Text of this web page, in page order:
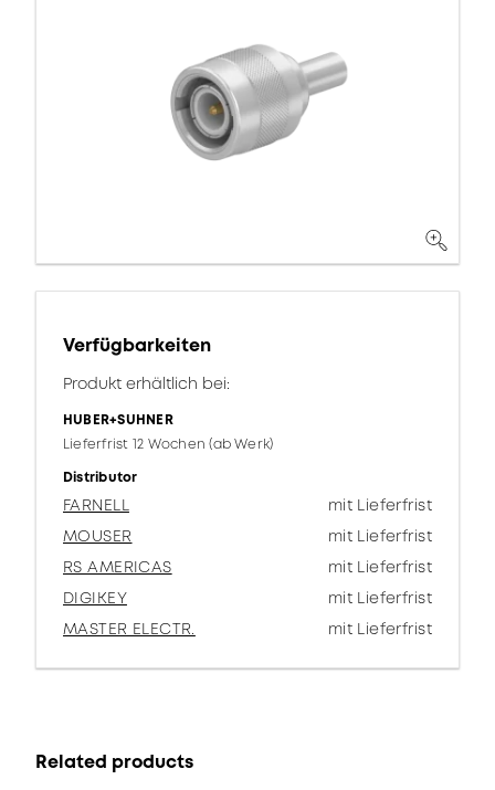
Verfügbarkeiten
Produkt erhältlich bei:
HUBER+SUHNER
Lieferfrist 12 Wochen (ab Werk)
Distributor
FARNELL
mit Lieferfrist
MOUSER
mit Lieferfrist
RS AMERICAS
mit Lieferfrist
DIGIKEY
mit Lieferfrist
MASTER ELECTR.
mit Lieferfrist
Related products